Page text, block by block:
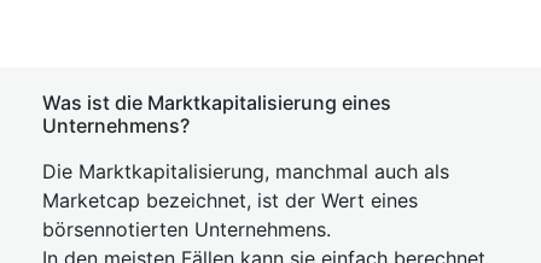
Was ist die Marktkapitalisierung eines
Unternehmens?
Die Marktkapitalisierung, manchmal auch als
Marketcap bezeichnet, ist der Wert eines
börsennotierten Unternehmens.
In den meisten Fällen kann sie einfach berechnet